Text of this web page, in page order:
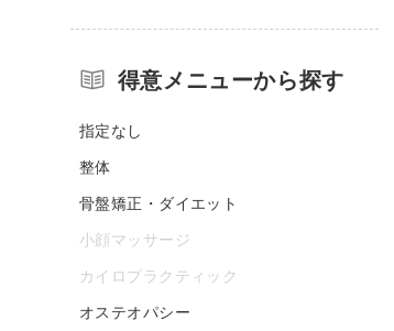
得意メニューから探す
指定なし
整体
骨盤矯正・ダイエット
小顔マッサージ
カイロプラクティック
オステオパシー